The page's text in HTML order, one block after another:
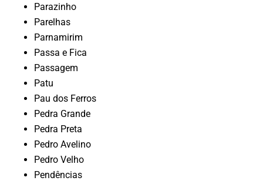
Parazinho
Parelhas
Parnamirim
Passa e Fica
Passagem
Patu
Pau dos Ferros
Pedra Grande
Pedra Preta
Pedro Avelino
Pedro Velho
Pendências